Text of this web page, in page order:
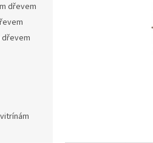
dřevem
dřevem